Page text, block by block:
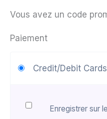
Vous avez un code
Paiement
Credit/Debit Cards
Enregistrer sur